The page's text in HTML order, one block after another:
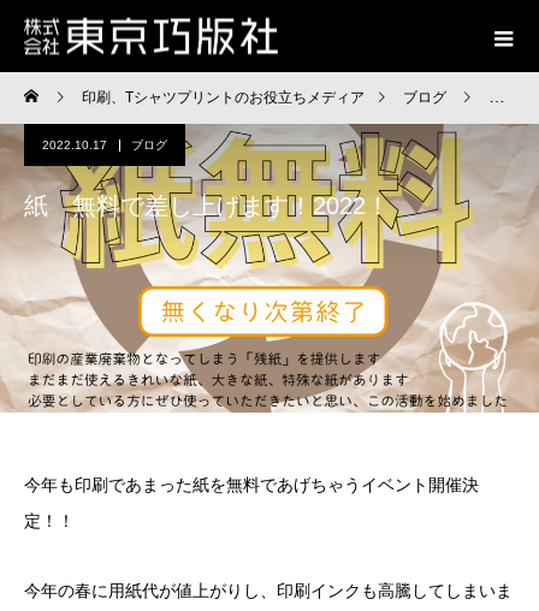
印刷、Tシャツプリントのお役立ちメディア ブログ 紙 無
2022.10.17 ブログ
紙 無料で差し上げます！2022！
今年も印刷であまった紙を無料であげちゃうイベント開催決
定！！
今年の春に用紙代が値上がりし、印刷インクも高騰してしまいま